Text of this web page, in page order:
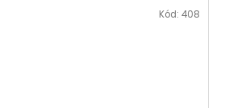
Kód: 408